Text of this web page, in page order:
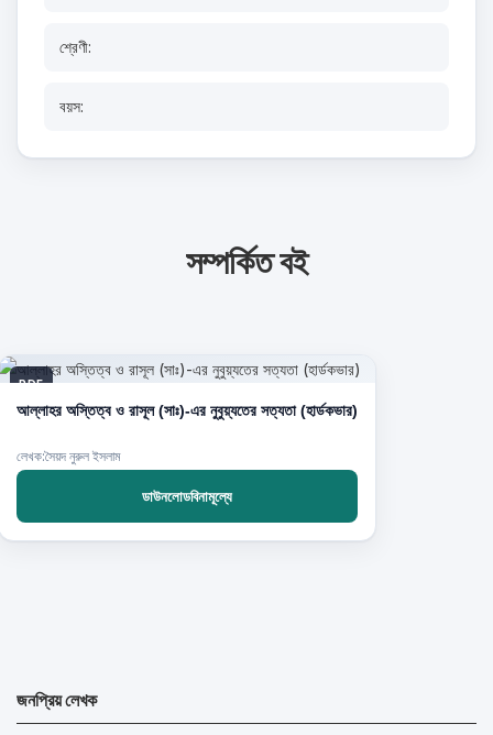
শ্রেণী:
বয়স:
সম্পর্কিত বই
PDF
আল্লাহর অস্তিত্ব ও রাসূল (সাঃ)-এর নুবুয়্যতের সত্যতা (হার্ডকভার)
লেখক:সৈয়দ নুরুল ইসলাম
ডাউনলোডবিনামূল্যে
জনপ্রিয় লেখক